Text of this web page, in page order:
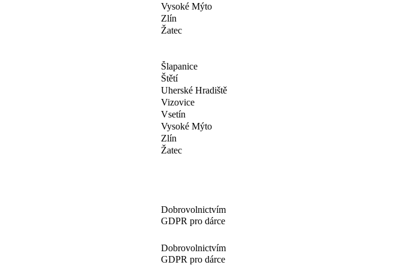
Vysoké Mýto
Zlín
Žatec
Šlapanice
Štětí
Uherské Hradiště
Vizovice
Vsetín
Vysoké Mýto
Zlín
Žatec
Dobrovolnictvím
GDPR pro dárce
Dobrovolnictvím
GDPR pro dárce